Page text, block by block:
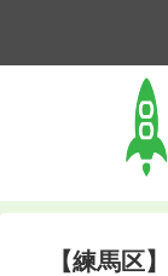
【練馬区